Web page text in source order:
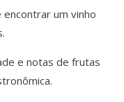
encontrar um vinho
e notas de frutas